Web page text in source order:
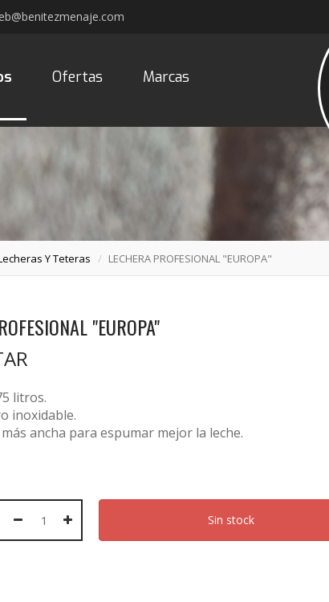
Ofertas Marcas
Y Teteras LECHERA PROFESIONAL "EUROPA"
"EUROPA"
litros.
inoxidable.
ancha para espumar mejor la leche.
Sin stock